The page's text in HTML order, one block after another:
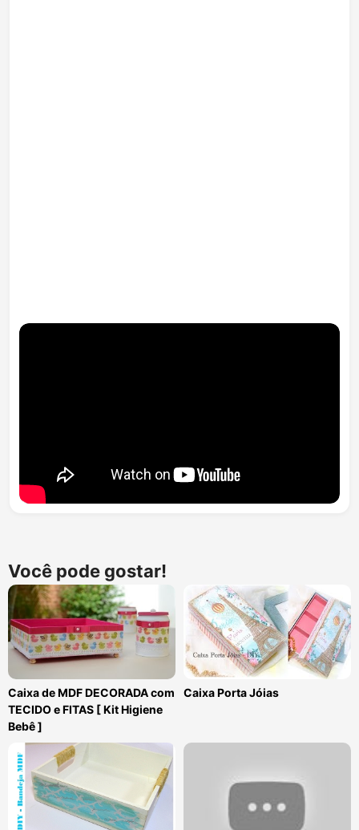
Você pode gostar!
Caixa de MDF DECORADA com
TECIDO e FITAS [ Kit Higiene
Bebê ]
Caixa Porta Jóias